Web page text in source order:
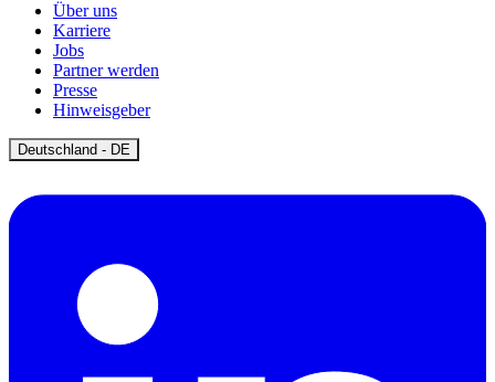
Über uns
Karriere
Jobs
Partner werden
Presse
Hinweisgeber
Deutschland - DE